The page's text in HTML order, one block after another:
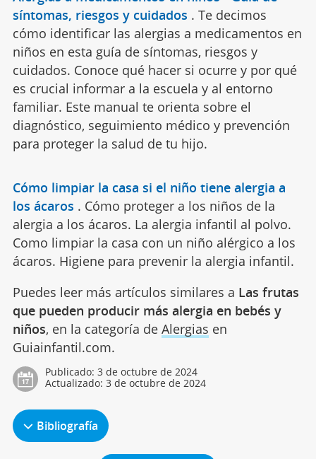
síntomas, riesgos y cuidados . Te decimos
cómo identificar las alergias a medicamentos en
niños en esta guía de síntomas, riesgos y
cuidados. Conoce qué hacer si ocurre y por qué
es crucial informar a la escuela y al entorno
familiar. Este manual te orienta sobre el
diagnóstico, seguimiento médico y prevención
para proteger la salud de tu hijo.
Cómo limpiar la casa si el niño tiene alergia a
los ácaros . Cómo proteger a los niños de la
alergia a los ácaros. La alergia infantil al polvo.
Como limpiar la casa con un niño alérgico a los
ácaros. Higiene para prevenir la alergia infantil.
Puedes leer más artículos similares a Las frutas
que pueden producir más alergia en bebés y
niños, en la categoría de Alergias en
Guiainfantil.com.
Publicado: 3 de octubre de 2024
Actualizado: 3 de octubre de 2024
Bibliografía